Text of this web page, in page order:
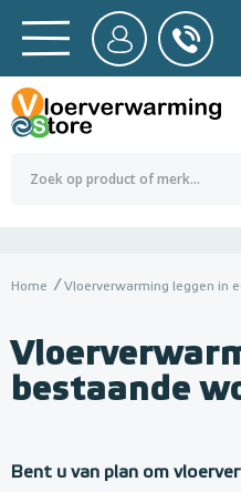
BTW
0,00
Home Vloerverwarming leggen in
bestaande
Bent u van plan om